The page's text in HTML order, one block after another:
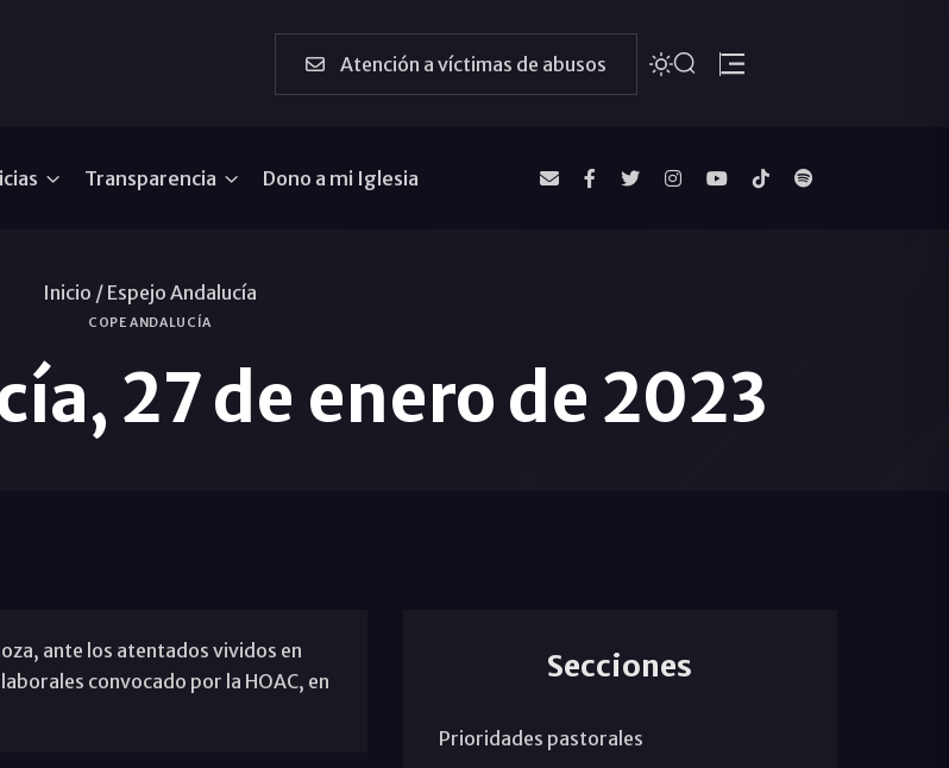
Atención a víctimas de abusos
Transparencia Dono a mi Iglesia
Inicio / Espejo Andalucía
COPE ANDALUCÍA
27 de enero de 2023
ante los atentados vividos en
convocado por la HOAC, en
Secciones
Prioridades pastorales